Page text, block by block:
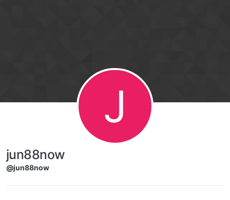
J
jun88now
@jun88now